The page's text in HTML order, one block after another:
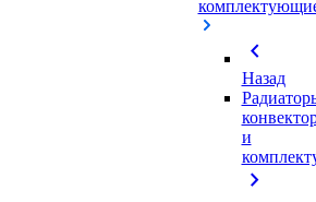
chevron_left
Назад
и
chevron_right